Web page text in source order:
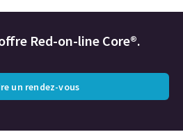
Red-on-line Core®.
un rendez-vous